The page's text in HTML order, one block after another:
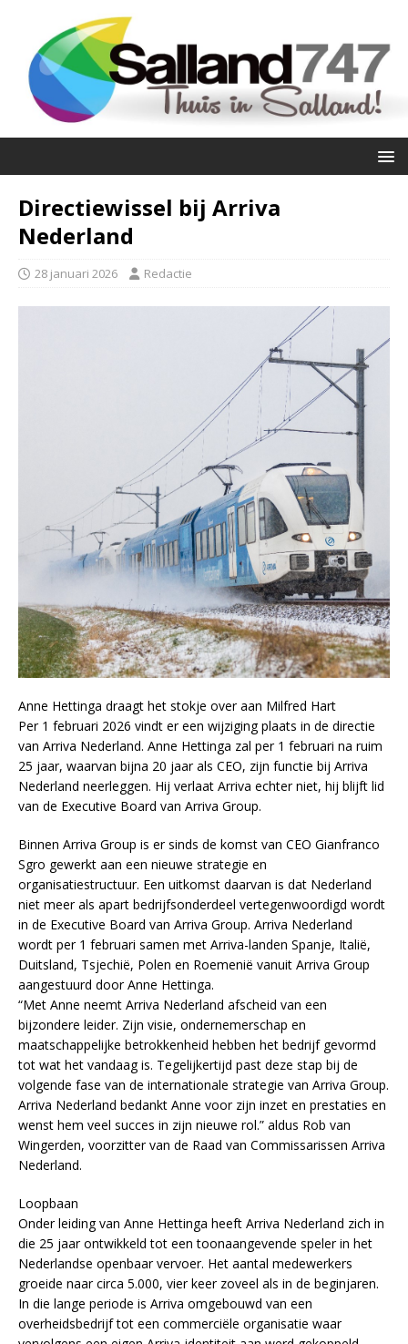
Directiewissel bij Arriva
Nederland
28 januari 2026 Redactie
Anne Hettinga draagt het stokje over aan Milfred Hart
Per 1 februari 2026 vindt er een wijziging plaats in de directie
van Arriva Nederland. Anne Hettinga zal per 1 februari na ruim
25 jaar, waarvan bijna 20 jaar als CEO, zijn functie bij Arriva
Nederland neerleggen. Hij verlaat Arriva echter niet, hij blijft lid
van de Executive Board van Arriva Group.
Binnen Arriva Group is er sinds de komst van CEO Gianfranco
Sgro gewerkt aan een nieuwe strategie en
organisatiestructuur. Een uitkomst daarvan is dat Nederland
niet meer als apart bedrijfsonderdeel vertegenwoordigd wordt
in de Executive Board van Arriva Group. Arriva Nederland
wordt per 1 februari samen met Arriva-landen Spanje, Italië,
Duitsland, Tsjechië, Polen en Roemenië vanuit Arriva Group
aangestuurd door Anne Hettinga.
“Met Anne neemt Arriva Nederland afscheid van een
bijzondere leider. Zijn visie, ondernemerschap en
maatschappelijke betrokkenheid hebben het bedrijf gevormd
tot wat het vandaag is. Tegelijkertijd past deze stap bij de
volgende fase van de internationale strategie van Arriva Group.
Arriva Nederland bedankt Anne voor zijn inzet en prestaties en
wenst hem veel succes in zijn nieuwe rol.” aldus Rob van
Wingerden, voorzitter van de Raad van Commissarissen Arriva
Nederland.
Loopbaan
Onder leiding van Anne Hettinga heeft Arriva Nederland zich in
die 25 jaar ontwikkeld tot een toonaangevende speler in het
Nederlandse openbaar vervoer. Het aantal medewerkers
groeide naar circa 5.000, vier keer zoveel als in de beginjaren.
In die lange periode is Arriva omgebouwd van een
overheidsbedrijf tot een commerciële organisatie waar